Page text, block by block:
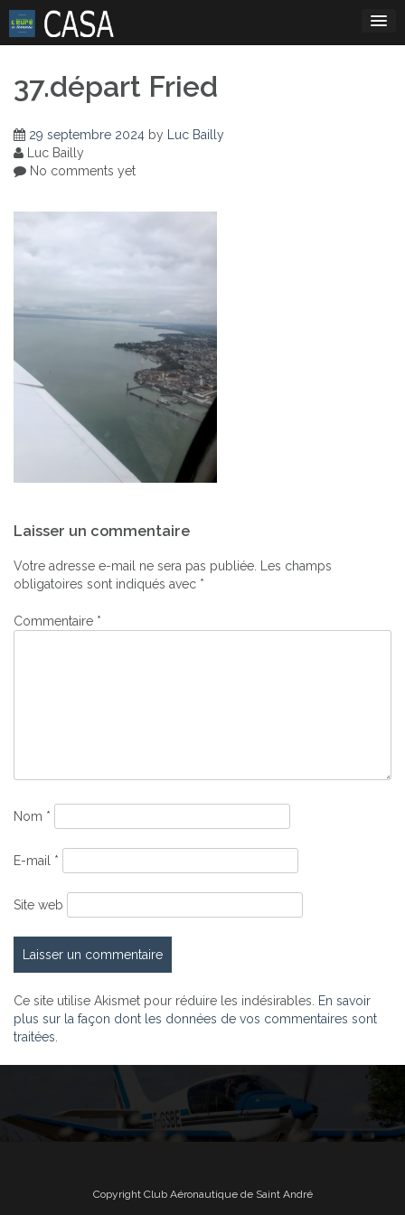
Skip
content
37.départ Fried
29 septembre 2024 by Luc Bailly
Luc Bailly
No comments yet
de
l’article
Laisser un commentaire
Votre adresse e-mail ne sera pas publiée. Les champs
obligatoires sont indiqués avec *
Commentaire *
Nom *
E-mail *
Site web
Ce site utilise Akismet pour réduire les indésirables. En savoir
plus sur la façon dont les données de vos commentaires sont
traitées
Copyright Club Aéronautique de Saint André